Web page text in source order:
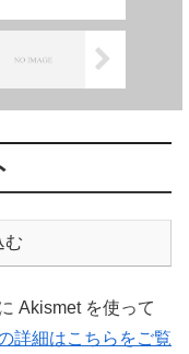
む
Akismet を使って
詳細はこちらをご覧